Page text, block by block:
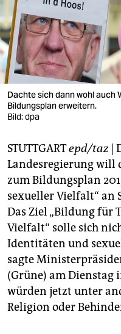
nord
wahrheit
verlag
verlag
veranstaltungen
fragen & hilfe
unterstützen
abo
genossenschaft
epaper login
Dachte sich dann wohl auch
Bildungsplan erweitern.
Bild: dpa
STUTTGARTepd/taz|
Landesregierung
zum Bildungsplan
sexueller Vielfalt“ an
Das Ziel „Bildung für
Vielfalt“ solle sich
Identitäten und
sagte
(Grüne) am Dienstag
würden jetzt unter
Religion oder